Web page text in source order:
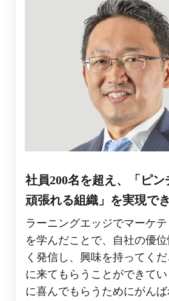
社員200名を超え、「ピン
頑張れる組織」を実現で
ラーニングエッジでマーケ
を学んだことで、自社の優
く発信し、興味を持ってく
に来てもらうことができて
に喜んでもらうためにがん